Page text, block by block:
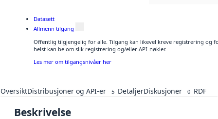
Datasett
Allmenn tilgang
Offentlig tilgjengelig for alle. Tilgang kan likevel kreve registrering og
helst kan be om slik registrering og/eller API-nøkler.
Les mer om tilgangsnivåer her
OversiktDistribusjoner og API-er 5 DetaljerDiskusjoner 0 RDF
Beskrivelse